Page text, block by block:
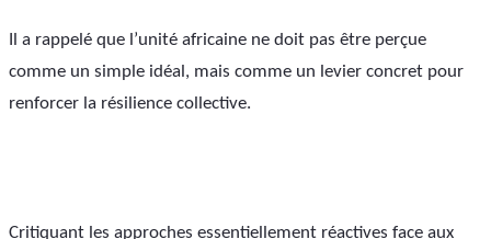
Il a rappelé que l’unité africaine ne doit pas être perçue
comme un simple idéal, mais comme un levier concret pour
renforcer la résilience collective.
Critiquant les approches essentiellement réactives face aux